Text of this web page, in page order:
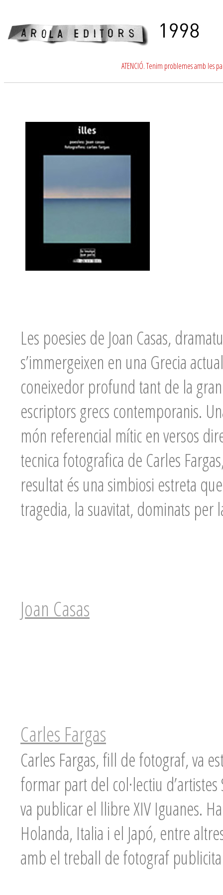
ATENCIÓ. Tenim problemes amb les
Les poesies de Joan Casas,
s’immergeixen en una Grecia
coneixedor profund tant de la
escriptors grecs contemporanis.
món referencial mític en versos
tecnica fotografica de Carles
resultat és una simbiosi estreta
tragedia, la suavitat, dominats
Joan Casas
Carles Fargas
Carles Fargas, fill de fotograf, va
formar part del col·lectiu
va publicar el llibre XIV Iguanes.
Holanda, Italia i el Japó, entre
amb el treball de fotograf